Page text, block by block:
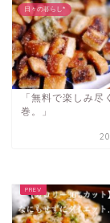
日々の暮らし*
「無料で楽しみ尽
巻。」